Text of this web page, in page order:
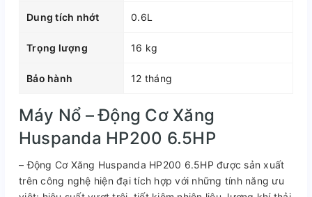
Dung tích nhớt 0.6L
Trọng lượng 16 kg
Bảo hành 12 tháng
Máy Nổ – Động Cơ Xăng
Huspanda HP200 6.5HP
– Động Cơ Xăng Huspanda HP200 6.5HP được sản xuất
trên công nghệ hiện đại tích hợp với những tính năng ưu